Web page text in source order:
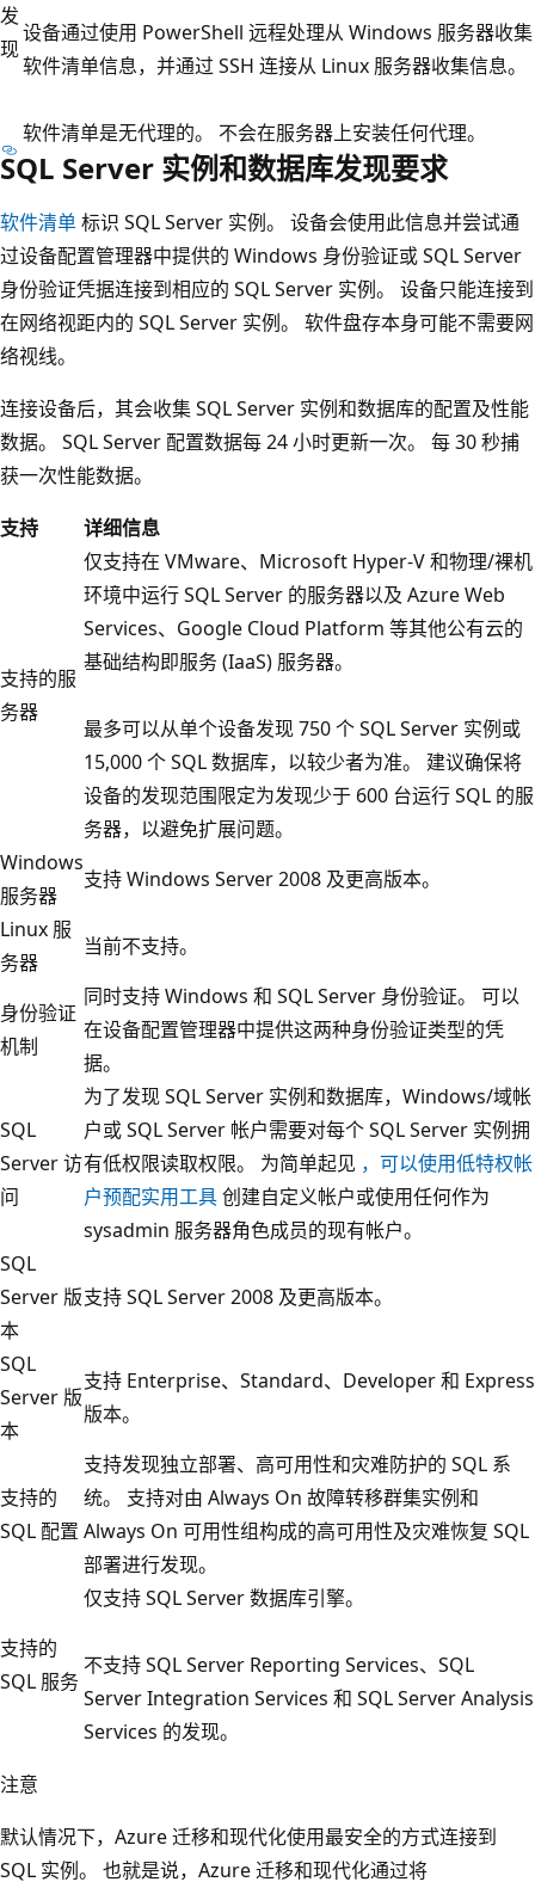
发
现
设备通过使用 PowerShell 远程处理从 Windows 服务器收集
软件清单信息，并通过 SSH 连接从 Linux 服务器收集信息。
软件清单是无代理的。 不会在服务器上安装任何代理。
SQL Server 实例和数据库发现要求
软件清单标识 SQL Server 实例。 设备会使用此信息并尝试通
过设备配置管理器中提供的 Windows 身份验证或 SQL Server
身份验证凭据连接到相应的 SQL Server 实例。 设备只能连接到
在网络视距内的 SQL Server 实例。 软件盘存本身可能不需要网
络视线。
连接设备后，其会收集 SQL Server 实例和数据库的配置及性能
数据。 SQL Server 配置数据每 24 小时更新一次。 每 30 秒捕
获一次性能数据。
支持
详细信息
支持的服
务器
仅支持在 VMware、Microsoft Hyper-V 和物理/裸机
环境中运行 SQL Server 的服务器以及 Azure Web
Services、Google Cloud Platform 等其他公有云的
基础结构即服务 (IaaS) 服务器。
最多可以从单个设备发现 750 个 SQL Server 实例或
15,000 个 SQL 数据库，以较少者为准。 建议确保将
设备的发现范围限定为发现少于 600 台运行 SQL 的服
务器，以避免扩展问题。
Windows
服务器
支持 Windows Server 2008 及更高版本。
Linux 服
务器
当前不支持。
身份验证
机制
同时支持 Windows 和 SQL Server 身份验证。 可以
在设备配置管理器中提供这两种身份验证类型的凭
据。
SQL
Server 访
问
为了发现 SQL Server 实例和数据库，Windows/域帐
户或 SQL Server 帐户需要对每个 SQL Server 实例拥
有低权限读取权限。 为简单起见 ，可以使用低特权帐
户预配实用工具创建自定义帐户或使用任何作为
sysadmin 服务器角色成员的现有帐户。
SQL
Server 版
本
支持 SQL Server 2008 及更高版本。
SQL
Server 版
本
支持 Enterprise、Standard、Developer 和 Express
版本。
支持的
SQL 配置
支持发现独立部署、高可用性和灾难防护的 SQL 系
统。 支持对由 Always On 故障转移群集实例和
Always On 可用性组构成的高可用性及灾难恢复 SQL
部署进行发现。
支持的
SQL 服务
仅支持 SQL Server 数据库引擎。
不支持 SQL Server Reporting Services、SQL
Server Integration Services 和 SQL Server Analysis
Services 的发现。
注意
默认情况下，Azure 迁移和现代化使用最安全的方式连接到
SQL 实例。 也就是说，Azure 迁移和现代化通过将